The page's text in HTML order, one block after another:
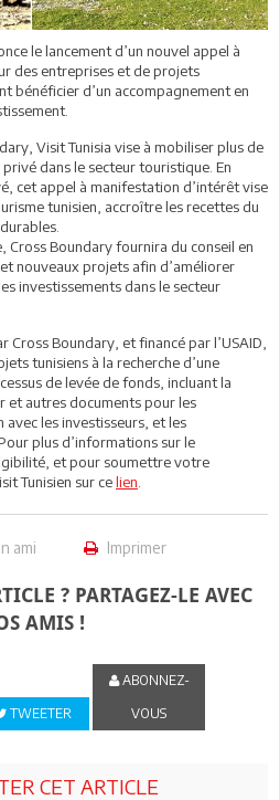
le lancement d’un nouvel appel à
des entreprises et de projets
bénéficier d’un accompagnement en
Visit Tunisia vise à mobiliser plus de
dans le secteur touristique. En
cet appel à manifestation d’intérêt vise
tunisien, accroître les recettes du
Cross Boundary fournira du conseil en
nouveaux projets afin d’améliorer
investissements dans le secteur
Boundary, et financé par l’USAID,
tunisiens à la recherche d’une
de levée de fonds, incluant la
et autres documents pour les
les investisseurs, et les
plus d’informations sur le
et pour soumettre votre
Tunisien sur celien
ami Imprimer
? PARTAGEZ-LE AVEC
AMIS !
TWEETER
ABONNEZ-
VOUS
CET ARTICLE